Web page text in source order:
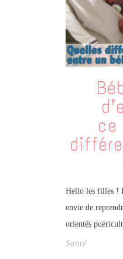
Hello les filles !
envie de
orientés
Santé